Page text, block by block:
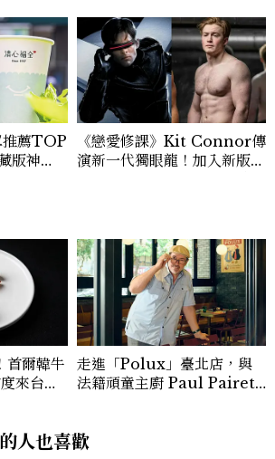
推薦TOP
版神
《戀愛修課》Kit Connor傳
演新一代獨眼龍！加入新版
首爾韓牛
來台，
走進「Polux」臺北店，與
法籍頑童主廚 Paul Pairet
人也喜歡